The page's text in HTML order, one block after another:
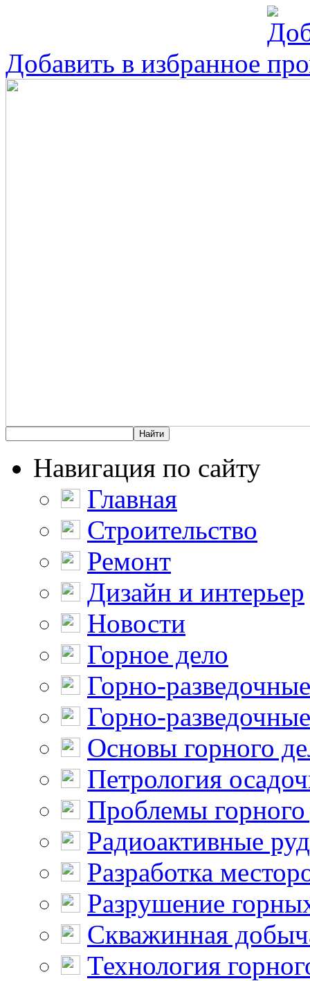
Добавить в избранное
Навигация по сайту
Главная
Строительство
Ремонт
Дизайн и интерьер
Новости
Горное дело
Горно-
Горно-
Основы горного
Петрология
Проблемы горного
Радиоактивные
Разработка
Разрушение
Скважинная
Технология